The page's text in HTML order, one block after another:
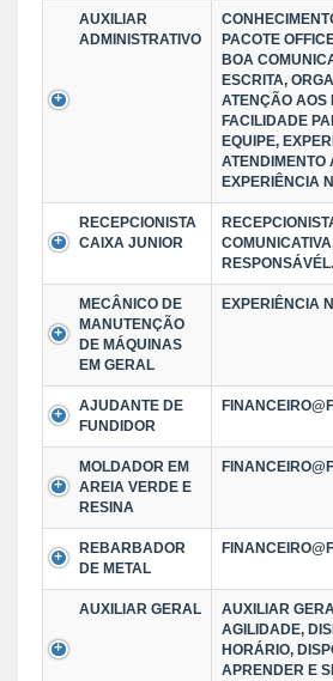
AUXILIAR
ADMINISTRATIVO
PACOTE
BOA
ESCRITA,
ATENÇÃO AOS
FACILIDADE
EQUIPE,
ATENDIMENTO
EXPERIÊNCIA
RECEPCIONISTA
CAIXA JUNIOR
RESPONSÁVÉL.
MECÂNICO DE
MANUTENÇÃO
DE MÁQUINAS
EM GERAL
EXPERIÊNCIA
AJUDANTE DE
FUNDIDOR
MOLDADOR EM
AREIA VERDE E
RESINA
REBARBADOR
DE METAL
AUXILIAR GERAL
AUXILIAR
AGILIDADE,
HORÁRIO,
APRENDER E